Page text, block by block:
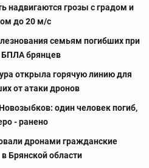
надвигаются грозы с градом и
до 20 м/с
семьям погибших при
БПЛА брянцев
открыла горячую линию для
от атаки дронов
один человек погиб,
- ранено
дронами гражданские
Брянской области